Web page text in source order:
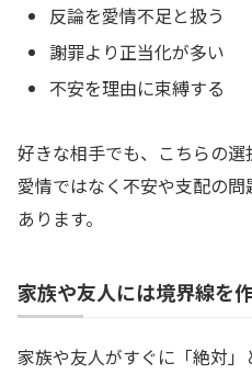
反論を愛情不足と扱う
謝罪より正当化が多い
不安を理由に束縛する
好きな相手でも、こちらの選
愛情ではなく不安や支配の
あります。
家族や友人には境界線を
家族や友人がすぐに「絶対